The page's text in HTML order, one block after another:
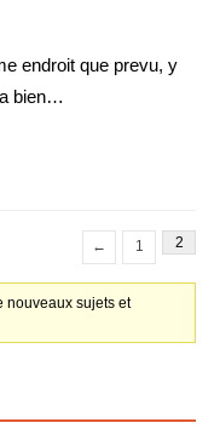
endroit que prevu, y
bien…
← 1 2
nouveaux sujets et